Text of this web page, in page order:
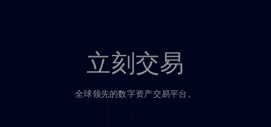
立刻交易
全球领先的数字资产交易平台。